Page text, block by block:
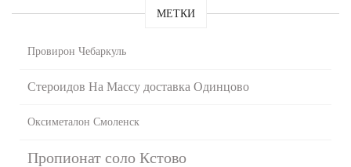
МЕТКИ
Провирон Чебаркуль
Стероидов На Массу доставка Одинцово
Оксиметалон Смоленск
Пропионат соло Кстово